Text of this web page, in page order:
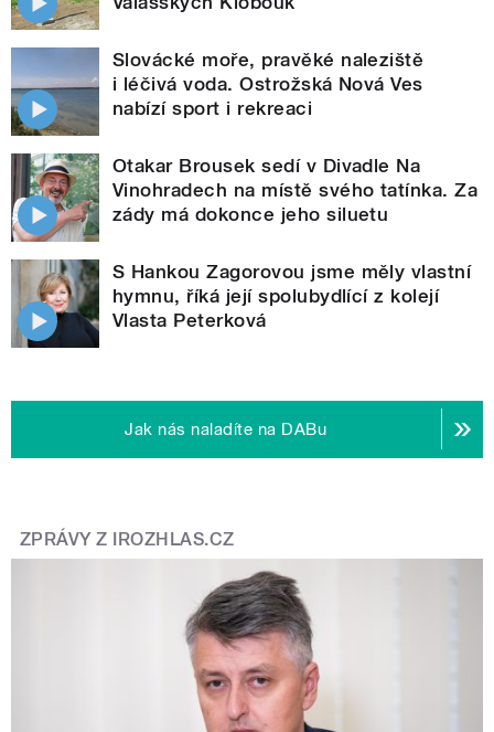
Slovácké moře, pravěké naleziště
i léčivá voda. Ostrožská Nová Ves
nabízí sport i rekreaci
Otakar Brousek sedí v Divadle Na
Vinohradech na místě svého tatínka. Za
zády má dokonce jeho siluetu
S Hankou Zagorovou jsme měly vlastní
hymnu, říká její spolubydlící z kolejí
Vlasta Peterková
Jak nás naladíte na DABu
ZPRÁVY Z IROZHLAS.CZ